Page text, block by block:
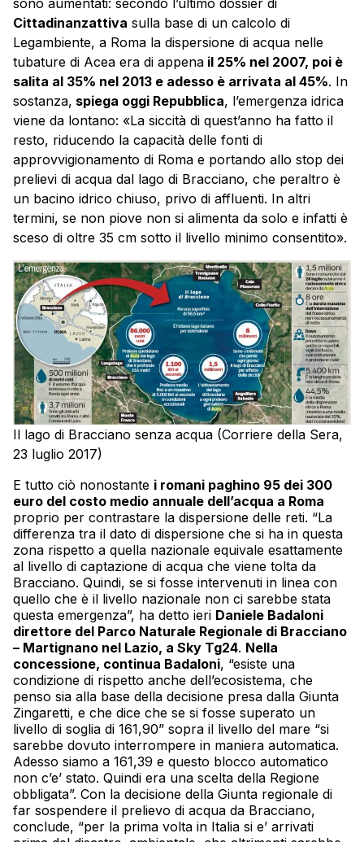
sono aumentati: secondo l’ultimo dossier di
Cittadinanzattiva sulla base di un calcolo di
Legambiente, a Roma la dispersione di acqua nelle
tubature di Acea era di appena il 25% nel 2007, poi è
salita al 35% nel 2013 e adesso è arrivata al 45%. In
sostanza, spiega oggi Repubblica, l’emergenza idrica
viene da lontano: «La siccità di quest’anno ha fatto il
resto, riducendo la capacità delle fonti di
approvvigionamento di Roma e portando allo stop dei
prelievi di acqua dal lago di Bracciano, che peraltro è
un bacino idrico chiuso, privo di affluenti. In altri
termini, se non piove non si alimenta da solo e infatti è
sceso di oltre 35 cm sotto il livello minimo consentito».
Il lago di Bracciano senza acqua (Corriere della Sera,
23 luglio 2017)
E tutto ciò nonostante i romani paghino 95 dei 300
euro del costo medio annuale dell’acqua a Roma
proprio per contrastare la dispersione delle reti. “La
differenza tra il dato di dispersione che si ha in questa
zona rispetto a quella nazionale equivale esattamente
al livello di captazione di acqua che viene tolta da
Bracciano. Quindi, se si fosse intervenuti in linea con
quello che è il livello nazionale non ci sarebbe stata
questa emergenza”, ha detto ieri Daniele Badaloni
direttore del Parco Naturale Regionale di Bracciano
– Martignano nel Lazio, a Sky Tg24. Nella
concessione, continua Badaloni, “esiste una
condizione di rispetto anche dell’ecosistema, che
penso sia alla base della decisione presa dalla Giunta
Zingaretti, e che dice che se si fosse superato un
livello di soglia di 161,90” sopra il livello del mare “si
sarebbe dovuto interrompere in maniera automatica.
Adesso siamo a 161,39 e questo blocco automatico
non c’e’ stato. Quindi era una scelta della Regione
obbligata”. Con la decisione della Giunta regionale di
far sospendere il prelievo di acqua da Bracciano,
conclude, “per la prima volta in Italia si e’ arrivati